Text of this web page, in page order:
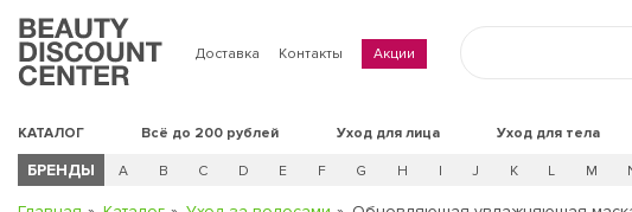
Доставка Контакты Акции
КАТАЛОГ Всё до 200 рублей Уход для лица Уход для тела
БРЕНДЫ A B C D E F G H I J K L M